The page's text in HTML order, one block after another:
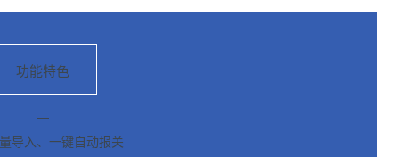
功能特色
—
导入、一键自动报关